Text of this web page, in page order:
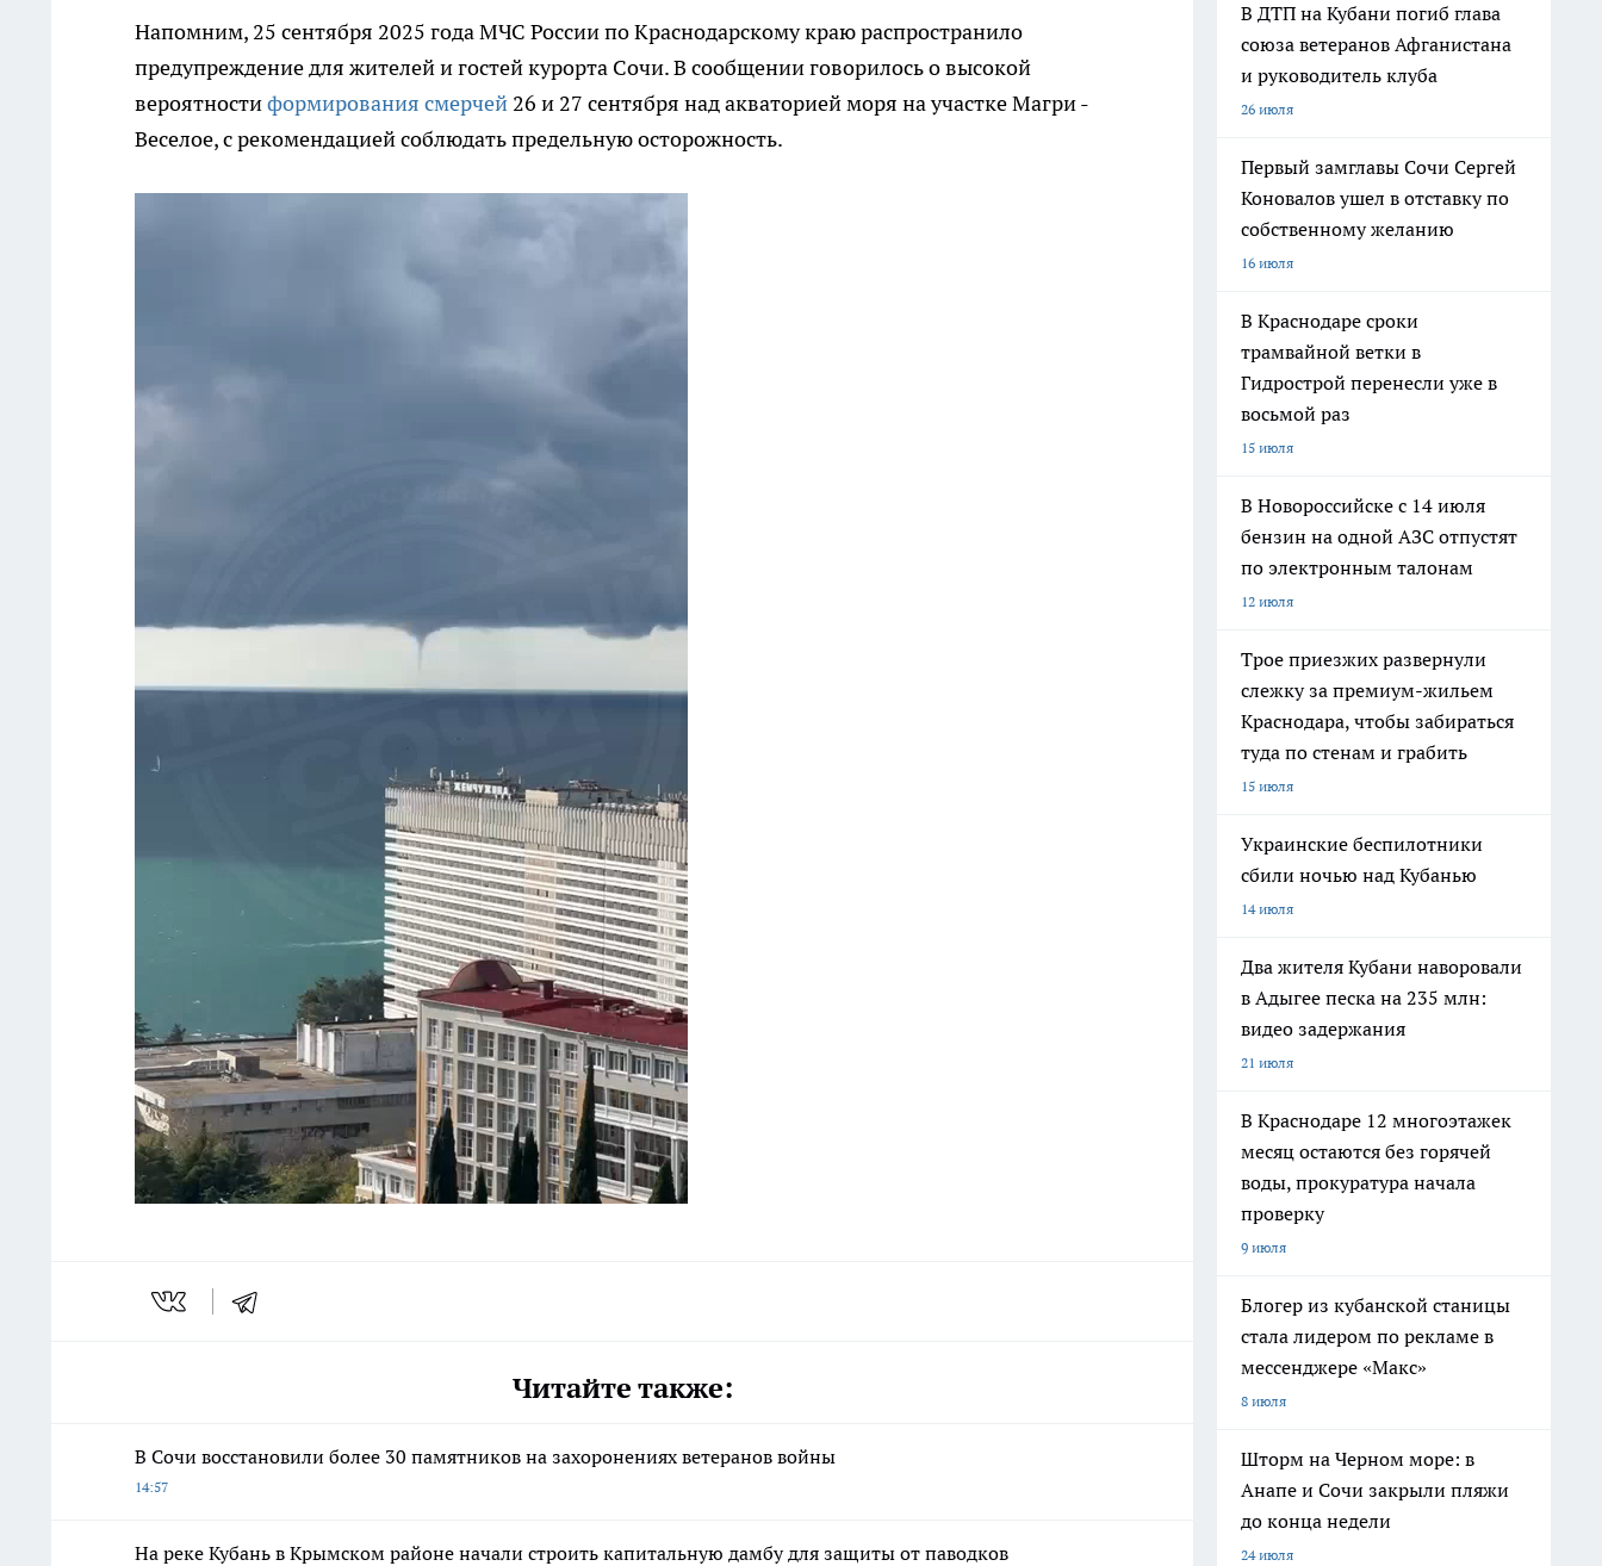
Напомним, 25 сентября 2025 года МЧС России по Краснодарскому краю распространило
предупреждение для жителей и гостей курорта Сочи. В сообщении говорилось о высокой
вероятностиформирования смерчей 26 и 27 сентября над акваторией моря на участке Магри -
Веселое, с рекомендацией соблюдать предельную осторожность.
Читайте также:
В Сочи восстановили более 30 памятников на захоронениях ветеранов войны
14:57
На реке Кубань в Крымском районе начали строить капитальную дамбу для защиты от паводков
В ДТП на Кубани погиб глава
союза ветеранов Афганистана
и руководитель клуба
26 июля
Первый замглавы Сочи Сергей
Коновалов ушел в отставку по
собственному желанию
16 июля
В Краснодаре сроки
трамвайной ветки в
Гидрострой перенесли уже в
восьмой раз
15 июля
В Новороссийске с 14 июля
бензин на одной АЗС отпустят
по электронным талонам
12 июля
Трое приезжих развернули
слежку за премиум-жильем
Краснодара, чтобы забираться
туда по стенам и грабить
15 июля
Украинские беспилотники
сбили ночью над Кубанью
14 июля
Два жителя Кубани наворовали
в Адыгее песка на 235 млн:
видео задержания
21 июля
В Краснодаре 12 многоэтажек
месяц остаются без горячей
воды, прокуратура начала
проверку
9 июля
Блогер из кубанской станицы
стала лидером по рекламе в
мессенджере «Макс»
8 июля
Шторм на Черном море: в
Анапе и Сочи закрыли пляжи
до конца недели
24 июля